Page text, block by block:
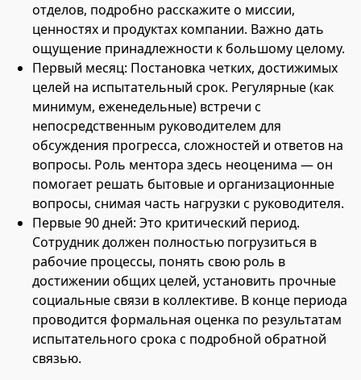
отделов, подробно расскажите о миссии,
ценностях и продуктах компании. Важно дать
ощущение принадлежности к большому целому.
Первый месяц: Постановка четких, достижимых
целей на испытательный срок. Регулярные (как
минимум, еженедельные) встречи с
непосредственным руководителем для
обсуждения прогресса, сложностей и ответов на
вопросы. Роль ментора здесь неоценима — он
помогает решать бытовые и организационные
вопросы, снимая часть нагрузки с руководителя.
Первые 90 дней: Это критический период.
Сотрудник должен полностью погрузиться в
рабочие процессы, понять свою роль в
достижении общих целей, установить прочные
социальные связи в коллективе. В конце периода
проводится формальная оценка по результатам
испытательного срока с подробной обратной
связью.